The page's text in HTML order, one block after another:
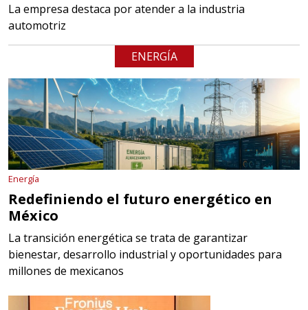
La empresa destaca por atender a la industria
automotriz
ENERGÍA
Energía
Redefiniendo el futuro energético en
México
La transición energética se trata de garantizar
bienestar, desarrollo industrial y oportunidades para
millones de mexicanos